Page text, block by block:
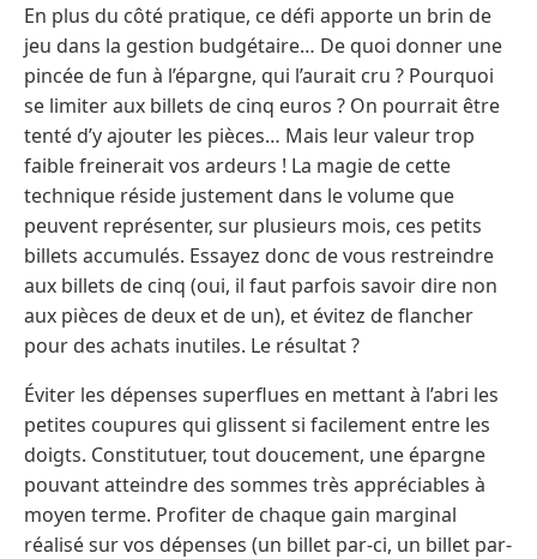
En plus du côté pratique, ce défi apporte un brin de
jeu dans la gestion budgétaire… De quoi donner une
pincée de fun à l’épargne, qui l’aurait cru ? Pourquoi
se limiter aux billets de cinq euros ? On pourrait être
tenté d’y ajouter les pièces… Mais leur valeur trop
faible freinerait vos ardeurs ! La magie de cette
technique réside justement dans le volume que
peuvent représenter, sur plusieurs mois, ces petits
billets accumulés. Essayez donc de vous restreindre
aux billets de cinq (oui, il faut parfois savoir dire non
aux pièces de deux et de un), et évitez de flancher
pour des achats inutiles. Le résultat ?
Éviter les dépenses superflues en mettant à l’abri les
petites coupures qui glissent si facilement entre les
doigts. Constitutuer, tout doucement, une épargne
pouvant atteindre des sommes très appréciables à
moyen terme. Profiter de chaque gain marginal
réalisé sur vos dépenses (un billet par-ci, un billet par-